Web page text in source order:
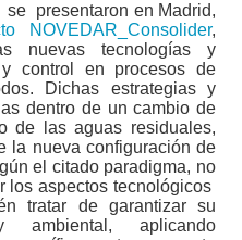
se presentaron en Madrid,
NOVEDAR_Consolider,
nuevas tecnologías y
control en procesos de
Dichas estrategias y
dentro de un cambio de
de las aguas residuales,
la nueva configuración de
el citado paradigma, no
los aspectos tecnológicos
tratar de garantizar su
ambiental, aplicando